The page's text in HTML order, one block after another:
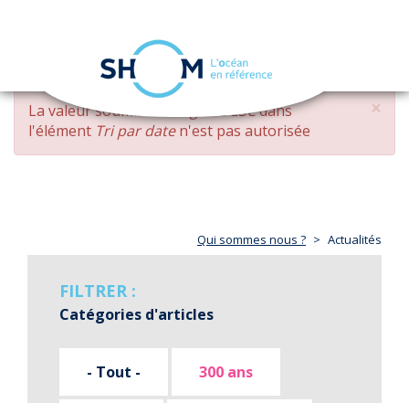
Aller
contenu
principal
navigation
×
MESSAGE
D'ERREUR
La valeur soumise changed DESCdans
l'élément Tri par daten'est pas autorisée
Qui sommes nous ? Actualités
FILTRER :
Catégories d'articles
- Tout - 300 ans